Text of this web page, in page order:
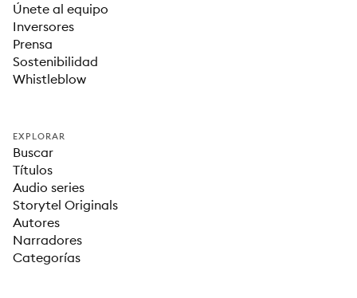
Únete al equipo
Inversores
Prensa
Sostenibilidad
Whistleblow
EXPLORAR
Buscar
Títulos
Audio series
Storytel Originals
Autores
Narradores
Categorías